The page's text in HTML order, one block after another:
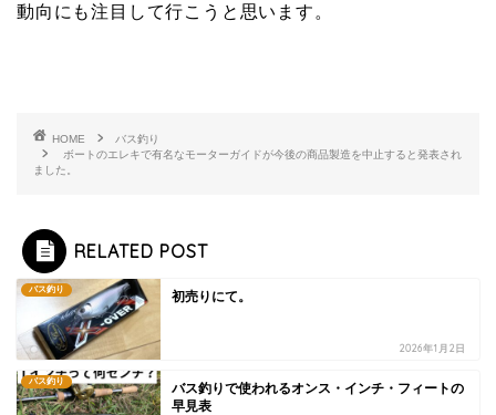
動向にも注目して行こうと思います。
HOME
バス釣り
ボートのエレキで有名なモーターガイドが今後の商品製造を中止すると発表され
ました。
RELATED POST
バス釣り 初売りにて。
2026年1月2日
バス釣り
バス釣りで使われるオンス・インチ・フィートの
早見表